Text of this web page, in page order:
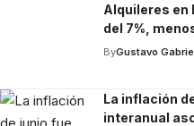
Alquileres en
del 7%,
ByGustavo
La inflación
interanual